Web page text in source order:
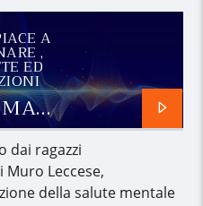
A
,
ED
dai ragazzi
Muro Leccese,
della salute mentale